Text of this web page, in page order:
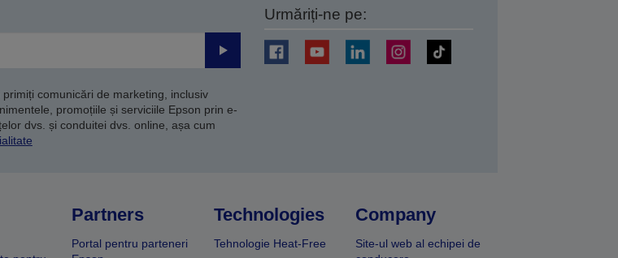
Trimiteți
comunicări de marketing, inclusiv
promoțiile și serviciile Epson prin e-
dvs. și conduitei dvs. online, așa cum
Urmăriți-ne pe:
Partners
Portal pentru parteneri
Technologies
Tehnologie Heat-Free
Company
Site-ul web al echipei de